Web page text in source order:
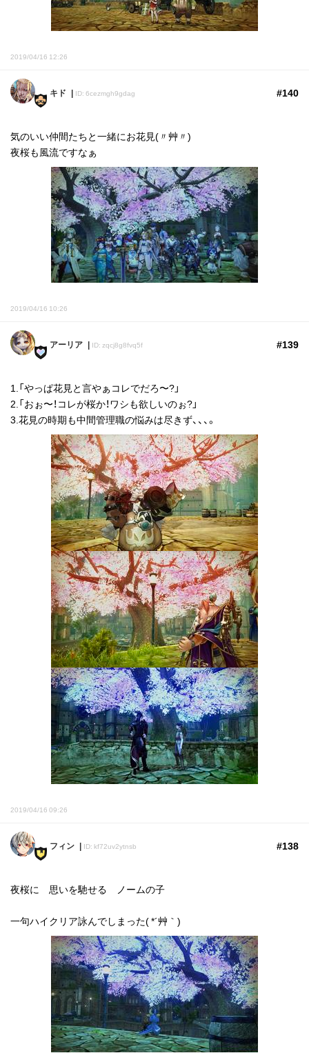
2019/04/16 12:26
キド ID: 6cezmgh9gdag #140
気のいい仲間たちと一緒にお花見(〃艸〃)
夜桜も風流ですなぁ
2019/04/16 10:26
アーリア ID: zqcj8g8fvq5f #139
1.「やっぱ花見と言やぁコレでだろ〜?」
2.「おぉ〜！コレが桜か！ワシも欲しいのぉ?」
3.花見の時期も中間管理職の悩みは尽きず、、、。
2019/04/16 09:26
フィン ID: kf72uv2ytnsb #138
夜桜に 思いを馳せる ノームの子
一句ハイクリア詠んでしまった( *´艸｀)